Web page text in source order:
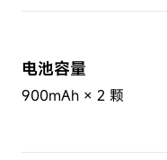
电池容量
900mAh × 2 颗